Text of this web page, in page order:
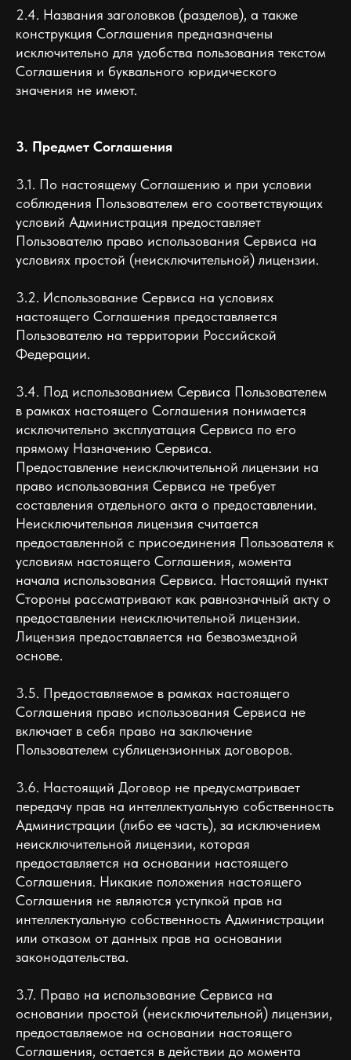
2.4. Названия заголовков (разделов), а также
конструкция Соглашения предназначены
исключительно для удобства пользования текстом
Соглашения и буквального юридического
значения не имеют.
3. Предмет Соглашения
3.1. По настоящему Соглашению и при условии
соблюдения Пользователем его соответствующих
условий Администрация предоставляет
Пользователю право использования Сервиса на
условиях простой (неисключительной) лицензии.
3.2. Использование Сервиса на условиях
настоящего Соглашения предоставляется
Пользователю на территории Российской
Федерации.
3.4. Под использованием Сервиса Пользователем
в рамках настоящего Соглашения понимается
исключительно эксплуатация Сервиса по его
прямому Назначению Сервиса.
Предоставление неисключительной лицензии на
право использования Сервиса не требует
составления отдельного акта о предоставлении.
Неисключительная лицензия считается
предоставленной с присоединения Пользователя к
условиям настоящего Соглашения, момента
начала использования Сервиса. Настоящий пункт
Стороны рассматривают как равнозначный акту о
предоставлении неисключительной лицензии.
Лицензия предоставляется на безвозмездной
основе.
3.5. Предоставляемое в рамках настоящего
Соглашения право использования Сервиса не
включает в себя право на заключение
Пользователем сублицензионных договоров.
3.6. Настоящий Договор не предусматривает
передачу прав на интеллектуальную собственность
Администрации (либо ее часть), за исключением
неисключительной лицензии, которая
предоставляется на основании настоящего
Соглашения. Никакие положения настоящего
Соглашения не являются уступкой прав на
интеллектуальную собственность Администрации
или отказом от данных прав на основании
законодательства.
3.7. Право на использование Сервиса на
основании простой (неисключительной) лицензии,
предоставляемое на основании настоящего
Соглашения, остается в действии до момента